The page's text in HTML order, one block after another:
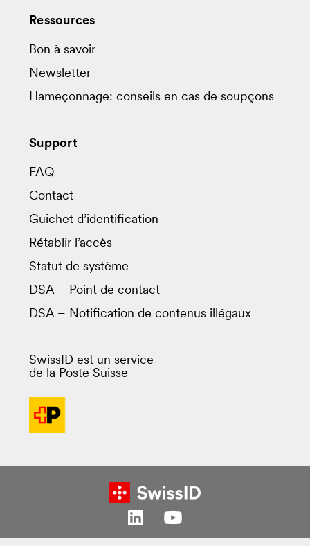
Ressources
Bon à savoir
Newsletter
Hameçonnage: conseils en cas de soupçons
Support
FAQ
Contact
Guichet d’identification
Rétablir l’accès
Statut de système
DSA – Point de contact
DSA – Notification de contenus illégaux
SwissID est un service
de la Poste Suisse